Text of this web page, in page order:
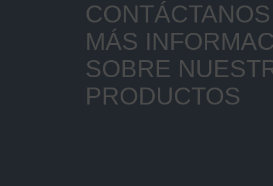
MÁS
SOBRE
PRODUCTOS